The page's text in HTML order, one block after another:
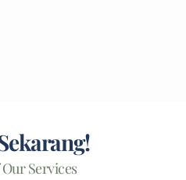
Services